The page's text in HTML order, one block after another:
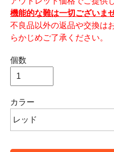
機能的な難は一切ございませ
不良品以外の返品や交換は
らかじめご了承ください。
個数
カラー